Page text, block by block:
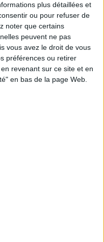
plus détaillées et
ou pour refuser de
noter que certains
peuvent ne pas
vous avez le droit de vous
préférences ou retirer
revenant sur ce site et en
en bas de la page Web.